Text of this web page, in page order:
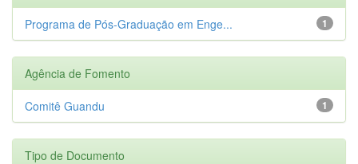
1
Programa de Pós-Graduação em Enge...
Agência de Fomento
1
Comitê Guandu
Tipo de Documento